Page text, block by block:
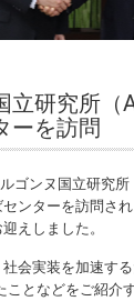
立研究所（
ーを訪問
ゴンヌ国立研究
ンターを訪問さ
えしました。
会実装を加速す
ことなどをご紹介